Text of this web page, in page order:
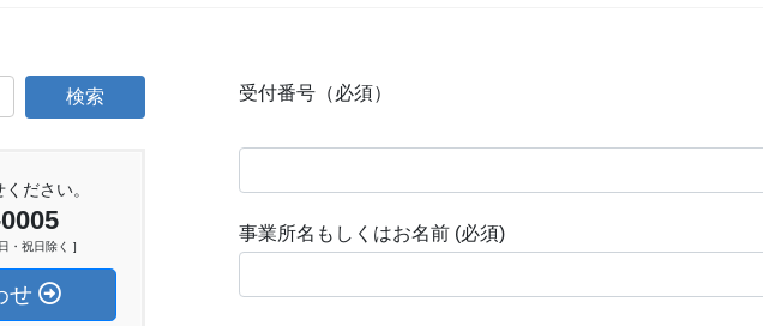
受付番号（必須）
事業所名もしくはお名前 (必須)
ださい。
・祝日除く ]
せ